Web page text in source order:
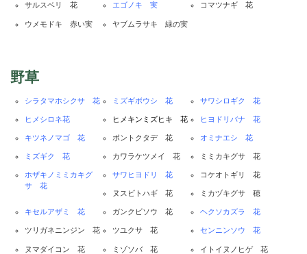
サルスベリ 花 エゴノキ 実 コマツナギ 花
ウメモドキ 赤い実 ヤブムラサキ 緑の実
野草
シラタマホシクサ 花 ミズギボウシ 花 サワシロギク 花
ヒメシロネ花 ヒメキンミズヒキ 花 ヒヨドリバナ 花
キツネノマゴ 花 ボントクタデ 花 オミナエシ 花
ミズギク 花 カワラケツメイ 花 ミミカキグサ 花
ホザキノミミカキグ
サ 花
サワヒヨドリ 花 コケオトギリ 花
ヌスビトハギ 花 ミカヅキグサ 穂
キセルアザミ 花 ガンクビソウ 花 ヘクソカズラ 花
ツリガネニンジン 花 ツユクサ 花 センニンソウ 花
ヌマダイコン 花 ミゾソバ 花 イトイヌノヒゲ 花